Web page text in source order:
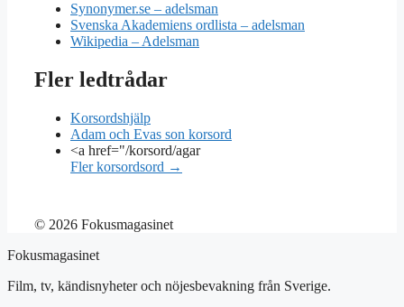
Synonymer.se – adelsman
Svenska Akademiens ordlista – adelsman
Wikipedia – Adelsman
Fler ledtrådar
Korsordshjälp
Adam och Evas son korsord
<a href="/korsord/agar
Fler korsordsord →
© 2026 Fokusmagasinet
Fokusmagasinet
Film, tv, kändisnyheter och nöjesbevakning från Sverige.